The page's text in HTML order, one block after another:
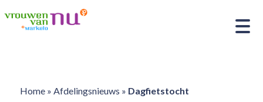
Home» Afdelingsnieuws » Dagfietstocht